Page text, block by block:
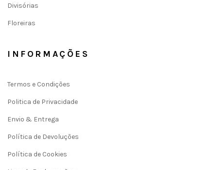
Divisórias
Floreiras
INFORMAÇÕES
Termos e Condições
Politica de Privacidade
Envio & Entrega
Política de Devoluções
Política de Cookies